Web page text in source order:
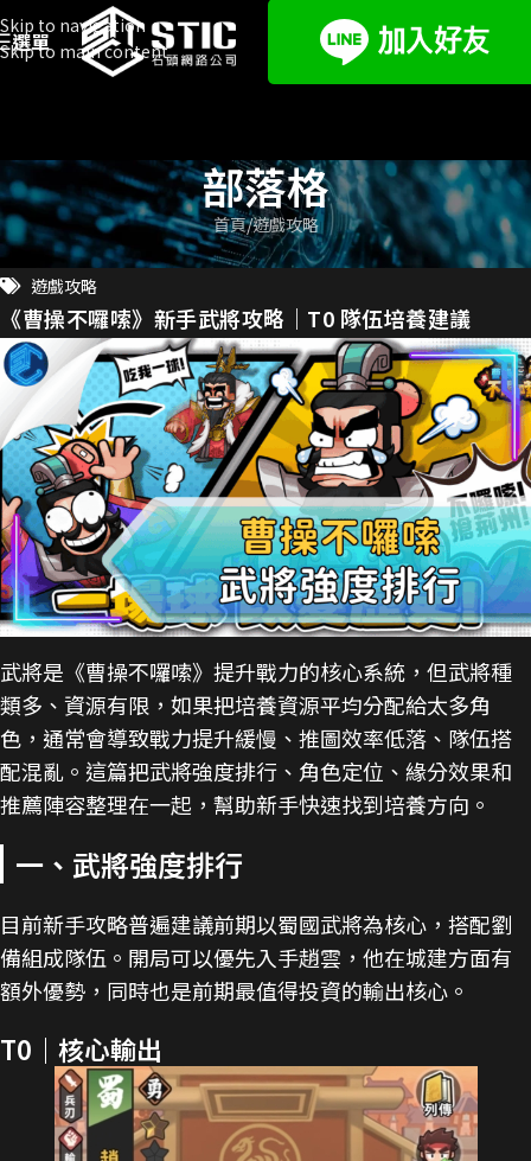
Skip to navigation
Skip to main content
選單
部落格
首頁 遊戲攻略
遊戲攻略
《曹操不囉嗦》新手武將攻略｜T0 隊伍培養建議
武將是《曹操不囉嗦》提升戰力的核心系統，但武將種
類多、資源有限，如果把培養資源平均分配給太多角
色，通常會導致戰力提升緩慢、推圖效率低落、隊伍搭
配混亂。這篇把武將強度排行、角色定位、緣分效果和
推薦陣容整理在一起，幫助新手快速找到培養方向。
一、武將強度排行
目前新手攻略普遍建議前期以蜀國武將為核心，搭配劉
備組成隊伍。開局可以優先入手趙雲，他在城建方面有
額外優勢，同時也是前期最值得投資的輸出核心。
T0｜核心輸出